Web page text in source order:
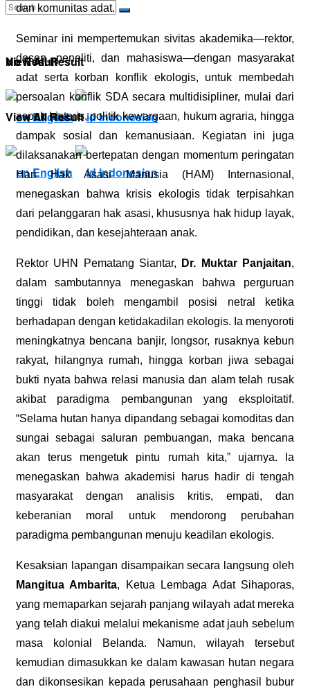
No Result
View All Result
English Indonesian
No Result
View All Result
English Indonesian
dan komunitas adat.
Seminar ini mempertemukan sivitas akademika—rektor,
dosen, peneliti, dan mahasiswa—dengan masyarakat
adat serta korban konflik ekologis, untuk membedah
persoalan konflik SDA secara multidisipliner, mulai dari
aspek historis, politik kewargaan, hukum agraria, hingga
dampak sosial dan kemanusiaan. Kegiatan ini juga
dilaksanakan bertepatan dengan momentum peringatan
Hari Hak Asasi Manusia (HAM) Internasional,
menegaskan bahwa krisis ekologis tidak terpisahkan
dari pelanggaran hak asasi, khususnya hak hidup layak,
pendidikan, dan kesejahteraan anak.
Rektor UHN Pematang Siantar, Dr. Muktar Panjaitan,
dalam sambutannya menegaskan bahwa perguruan
tinggi tidak boleh mengambil posisi netral ketika
berhadapan dengan ketidakadilan ekologis. Ia menyoroti
meningkatnya bencana banjir, longsor, rusaknya kebun
rakyat, hilangnya rumah, hingga korban jiwa sebagai
bukti nyata bahwa relasi manusia dan alam telah rusak
akibat paradigma pembangunan yang eksploitatif.
“Selama hutan hanya dipandang sebagai komoditas dan
sungai sebagai saluran pembuangan, maka bencana
akan terus mengetuk pintu rumah kita,” ujarnya. Ia
menegaskan bahwa akademisi harus hadir di tengah
masyarakat dengan analisis kritis, empati, dan
keberanian moral untuk mendorong perubahan
paradigma pembangunan menuju keadilan ekologis.
Kesaksian lapangan disampaikan secara langsung oleh
Mangitua Ambarita, Ketua Lembaga Adat Sihaporas,
yang memaparkan sejarah panjang wilayah adat mereka
yang telah diakui melalui mekanisme adat jauh sebelum
masa kolonial Belanda. Namun, wilayah tersebut
kemudian dimasukkan ke dalam kawasan hutan negara
dan dikonsesikan kepada perusahaan penghasil bubur